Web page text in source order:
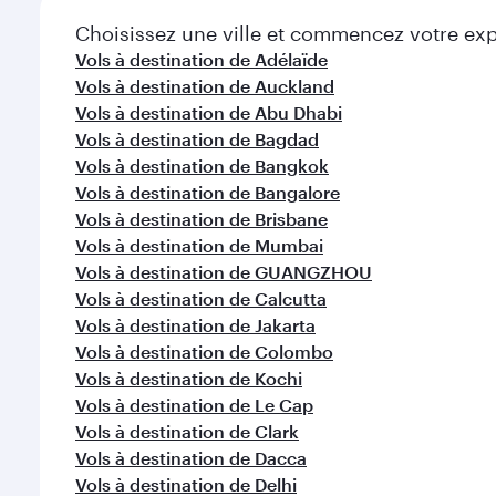
Choisissez une ville et commencez votre
Vols à destination de Adélaïde
Vols à destination de Auckland
Vols à destination de Abu Dhabi
Vols à destination de Bagdad
Vols à destination de Bangkok
Vols à destination de Bangalore
Vols à destination de Brisbane
Vols à destination de Mumbai
Vols à destination de GUANGZHOU
Vols à destination de Calcutta
Vols à destination de Jakarta
Vols à destination de Colombo
Vols à destination de Kochi
Vols à destination de Le Cap
Vols à destination de Clark
Vols à destination de Dacca
Vols à destination de Delhi